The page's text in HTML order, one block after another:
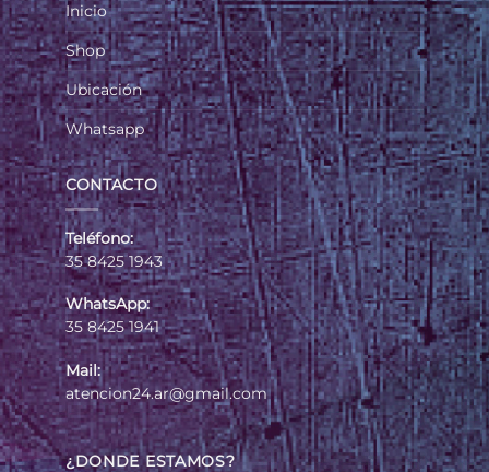
Inicio
Shop
Ubicación
Whatsapp
CONTACTO
Teléfono:
35 8425 1943
WhatsApp:
35 8425 1941
Mail:
atencion24.ar@gmail.com
¿DONDE ESTAMOS?